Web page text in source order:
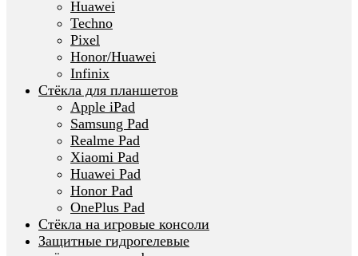
Huawei
Techno
Pixel
Honor/Huawei
Infinix
Стёкла для планшетов
Apple iPad
Samsung Pad
Realme Pad
Xiaomi Pad
Huawei Pad
Honor Pad
OnePlus Pad
Стёкла на игровые консоли
Защитные гидрогелевые